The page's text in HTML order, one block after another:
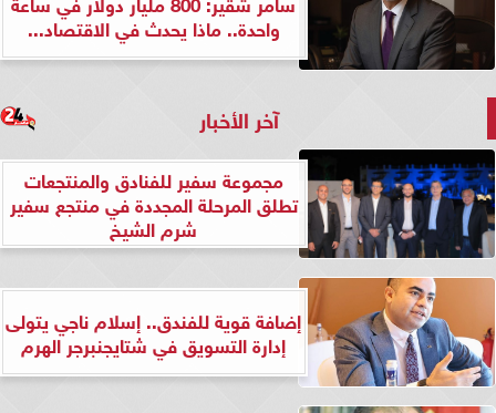
واحدة.. ماذا يحدث في الاقتصاد...
آخر الأخبار
مجموعة سفير للفنادق والمنتجعات
تطلق المرحلة المجددة في منتجع سفير
شرم الشيخ
إضافة قوية للفندق.. إسلام ناجي يتولى
إدارة التسويق في شتايجنبرجر الهرم